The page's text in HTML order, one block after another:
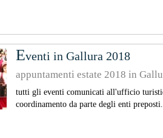
Eventi in Gallura 2018
appuntamenti estate 2018 in
tutti gli eventi comunicati all'ufficio
coordinamento da parte degli enti preposti...